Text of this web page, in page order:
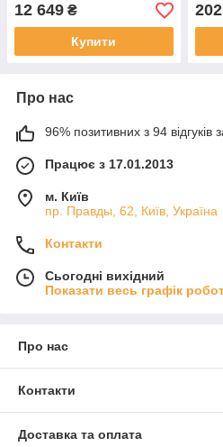
12 649 ₴
Купити
Про нас
96% позитивних з 94 відгуків
Працює з 17.01.2013
м. Київ
пр. Правды, 62, Київ, Україна
Контакти
Сьогодні вихідний
Показати весь графік
Про нас
Контакти
Доставка та оплата